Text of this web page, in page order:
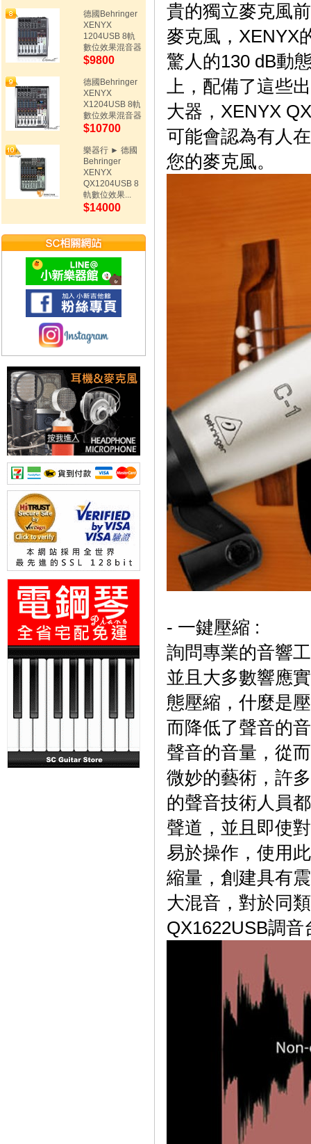
德國Behringer
XENYX
1204USB 8軌
數位效果混音器
$9800
德國Behringer
XENYX
X1204USB 8軌
數位效果混音器
$10700
樂器行 ► 德國
Behringer
XENYX
QX1204USB 8
軌數位效果...
$14000
貴的獨立麥克風
麥克風，XENYX
驚人的130 dB動
上，配備了這些
大器，XENYX
可能會認為有人
您的麥克風。
- 一鍵壓縮 :
詢問專業的音響
並且大多數響應
態壓縮，什麼是
而降低了聲音的
聲音的音量，從
微妙的藝術，許
的聲音技術人員
聲道，並且即使
易於操作，使用
縮量，創建具有
大混音，對於同
QX1622USB調音